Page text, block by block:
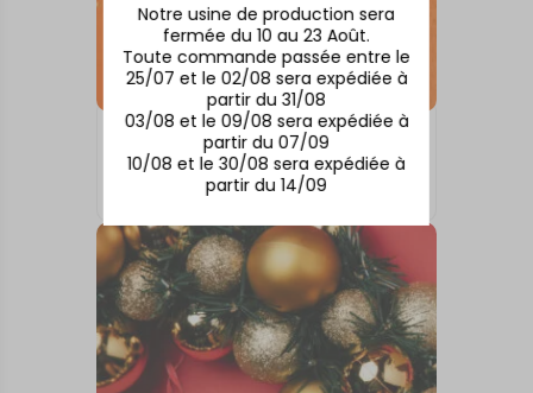
Notre usine de production sera
fermée du 10 au 23 Août.
Toute commande passée entre le
25/07 et le 02/08 sera expédiée à
partir du 31/08
03/08 et le 09/08 sera expédiée à
partir du 07/09
10/08 et le 30/08 sera expédiée à
partir du 14/09
BOULES DE NOËL
COGNAC